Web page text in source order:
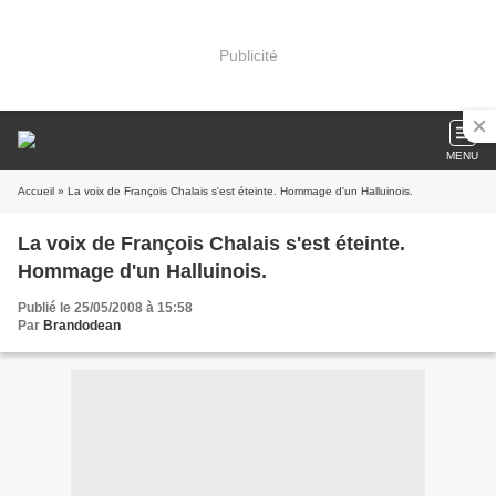
Publicité
MENU
Accueil » La voix de François Chalais s'est éteinte. Hommage d'un Halluinois.
La voix de François Chalais s'est éteinte.
Hommage d'un Halluinois.
Publié le 25/05/2008 à 15:58
Par Brandodean